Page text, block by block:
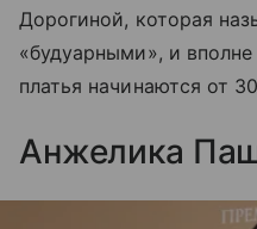
Дорогиной, которая
«будуарными», и
платья начинаются от
Анжелика